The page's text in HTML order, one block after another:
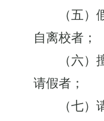
（五
自离校者；
（六
请假者；
（七）